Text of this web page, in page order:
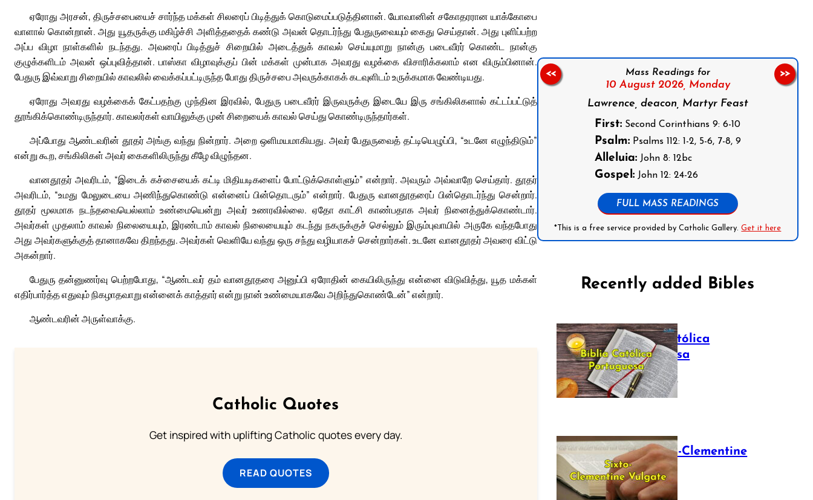
ஏரோது அரசன், திருச்சபையைச் சார்ந்த மக்கள் சிலரைப் பிடித்துக் கொடுமைப்படுத்தினான். யோவானின் சகோதரரான யாக்கோபை
வாளால் கொன்றான். அது யூதருக்கு மகிழ்ச்சி அளித்ததைக் கண்டு அவன் தொடர்ந்து பேதுருவையும் கைது செய்தான். அது புளிப்பற்ற
அப்ப விழா நாள்களில் நடந்தது. அவரைப் பிடித்துச் சிறையில் அடைத்துக் காவல் செய்யுமாறு நான்கு படைவீரர் கொண்ட நான்கு
குழுக்களிடம் அவன் ஒப்புவித்தான். பாஸ்கா விழாவுக்குப் பின் மக்கள் முன்பாக அவரது வழக்கை விசாரிக்கலாம் என விரும்பினான்.
பேதுரு இவ்வாறு சிறையில் காவலில் வைக்கப்பட்டிருந்த போது திருச்சபை அவருக்காகக் கடவுளிடம் உருக்கமாக வேண்டியது.
ஏரோது அவரது வழக்கைக் கேட்பதற்கு முந்தின இரவில், பேதுரு படைவீரர் இருவருக்கு இடையே இரு சங்கிலிகளால் கட்டப்பட்டுத்
தூங்கிக்கொண்டிருந்தார். காவலர்கள் வாயிலுக்கு முன் சிறையைக் காவல் செய்து கொண்டிருந்தார்கள்.
அப்போது ஆண்டவரின் தூதர் அங்கு வந்து நின்றார். அறை ஒளிமயமாகியது. அவர் பேதுருவைத் தட்டியெழுப்பி, “உடனே எழுந்திடும்”
என்று கூற, சங்கிலிகள் அவர் கைகளிலிருந்து கீழே விழுந்தன.
வானதூதர் அவரிடம், “இடைக் கச்சையைக் கட்டி மிதியடிகளைப் போட்டுக்கொள்ளும்” என்றார். அவரும் அவ்வாறே செய்தார். தூதர்
அவரிடம், “உமது மேலுடையை அணிந்துகொண்டு என்னைப் பின்தொடரும்” என்றார். பேதுரு வானதூதரைப் பின்தொடர்ந்து சென்றார்.
தூதர் மூலமாக நடந்தவையெல்லாம் உண்மையென்று அவர் உணரவில்லை. ஏதோ காட்சி காண்பதாக அவர் நினைத்துக்கொண்டார்.
அவர்கள் முதலாம் காவல் நிலையையும், இரண்டாம் காவல் நிலையையும் கடந்து நகருக்குச் செல்லும் இரும்புவாயில் அருகே வந்தபோது
அது அவர்களுக்குத் தானாகவே திறந்தது. அவர்கள் வெளியே வந்து ஒரு சந்து வழியாகச் சென்றார்கள். உடனே வானதூதர் அவரை விட்டு
அகன்றார்.
பேதுரு தன்னுணர்வு பெற்றபோது, “ஆண்டவர் தம் வானதூதரை அனுப்பி ஏரோதின் கையிலிருந்து என்னை விடுவித்து, யூத மக்கள்
எதிர்பார்த்த எதுவும் நிகழாதவாறு என்னைக் காத்தார் என்று நான் உண்மையாகவே அறிந்துகொண்டேன்” என்றார்.
ஆண்டவரின் அருள்வாக்கு.
Catholic Quotes
Get inspired with uplifting Catholic quotes every day.
READ QUOTES
Mass Readings for
10 August 2026, Monday
Lawrence, deacon, Martyr Feast
First:Second Corinthians 9: 6-10
Psalm:Psalms 112: 1-2, 5-6, 7-8, 9
Alleluia:John 8: 12bc
Gospel:John 12: 24-26
FULL MASS READINGS
*This is a free service provided by Catholic Gallery.Get it here
<< >>
Recently added Bibles
Bíblia Católica
Portuguesa
July 16, 2025
The Sixto-Clementine
Vulgate
July 12, 2025